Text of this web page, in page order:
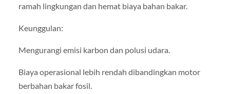
ramah lingkungan dan hemat biaya bahan bakar.
Keunggulan:
Mengurangi emisi karbon dan polusi udara.
Biaya operasional lebih rendah dibandingkan motor
berbahan bakar fosil.